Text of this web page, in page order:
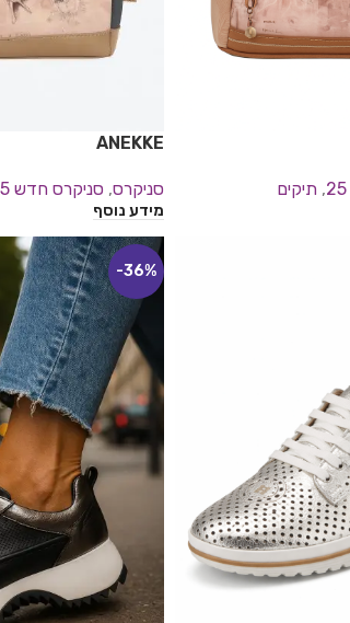
, תיקים
ANEKKE
סניקרס, סניקרס חדש 25
מידע נוסף
-36%